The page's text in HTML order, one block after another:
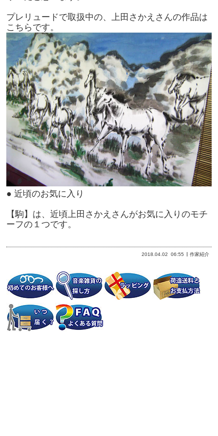
プレリュードで取扱中の、
上田さかえさんの作品は
こちら です。
● 近頃のお気に入り
【駒】は、近頃上田さかえさんがお気に入りのモチ
ーフの１つです。
2018.04.02 06:55 作家紹介